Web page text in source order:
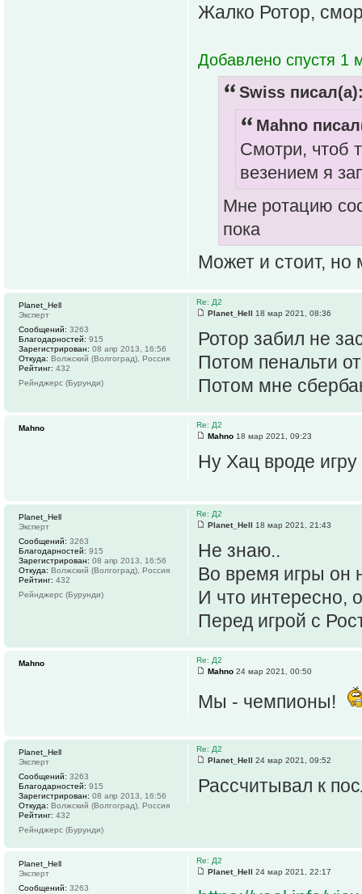
Жалко Ротор,
Добавлено спустя 1
Swiss
Mahno
Смотри, чтоб
везением я
Мне ротацию
пока
Может и стоит, но
Re: Д2
Planet_Hell 18 мар 2021, 08:36
Ротор забил не
Потом пенальти
Потом мне
Planet_Hell
Эксперт
Сообщений: 3263
Благодарностей: 915
Зарегистрирован: 08 апр 2013, 16:56
Откуда: Волжский (Волгоград), Россия
Рейтинг: 432
Рейнджерс (Бурунди)
Re: Д2
Mahno 18 мар 2021, 09:23
Ну Хац вроде
Mahno
Re: Д2
Planet_Hell 18 мар 2021, 21:43
Не знаю..
Во время игры он
И что интересно,
Перед игрой с
Planet_Hell
Эксперт
Сообщений: 3263
Благодарностей: 915
Зарегистрирован: 08 апр 2013, 16:56
Откуда: Волжский (Волгоград), Россия
Рейтинг: 432
Рейнджерс (Бурунди)
Re: Д2
Mahno 24 мар 2021, 00:50
Мы - чемпионы!
Mahno
Re: Д2
Planet_Hell 24 мар 2021, 09:52
Рассчитывал к
Planet_Hell
Эксперт
Сообщений: 3263
Благодарностей: 915
Зарегистрирован: 08 апр 2013, 16:56
Откуда: Волжский (Волгоград), Россия
Рейтинг: 432
Рейнджерс (Бурунди)
Re: Д2
Planet_Hell 24 мар 2021, 22:17
Planet_Hell
Эксперт
Сообщений: 3263